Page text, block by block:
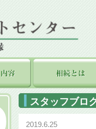
スタッフブロ
2019.6.25